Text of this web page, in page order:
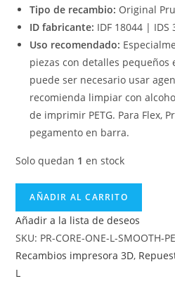
Tipo de recambio: Original
ID fabricante: IDF 18044 | IDS
Uso recomendado:
piezas con detalles pequeños
puede ser necesario usar
recomienda limpiar con
de imprimir PETG. Para Flex,
pegamento en barra.
Solo quedan 1 en stock
AÑADIR AL CARRITO
Añadir a la lista de deseos
SKU: PR-CORE-ONE-L-SMOOTH-
Recambios impresora 3D,
L